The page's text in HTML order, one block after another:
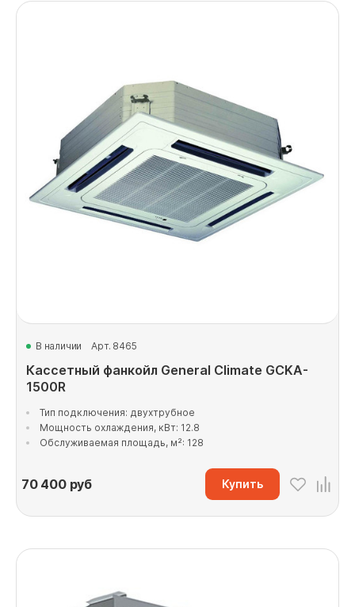
В наличии Арт. 8465
Кассетный фанкойл General Climate GCKA-
1500R
Тип подключения: двухтрубное
Мощность охлаждения, кВт: 12.8
Обслуживаемая площадь, м²: 128
70 400руб Купить